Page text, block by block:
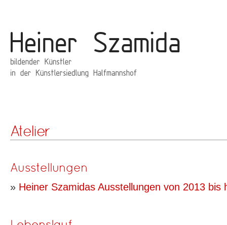
Heiner Szamida
Atelier
Ausstellungen
» Heiner Szamidas Ausstellungen von 2013 bis